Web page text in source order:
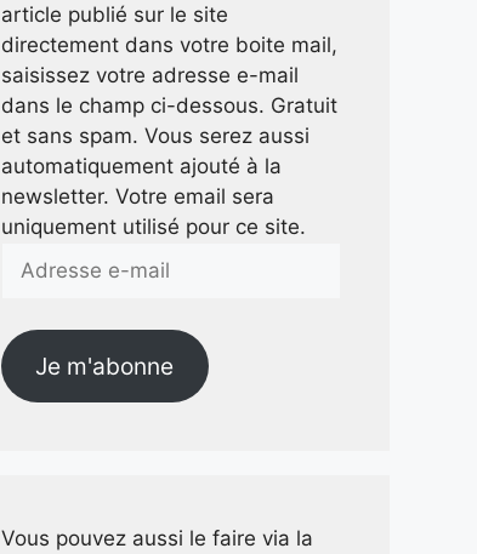
article publié sur le site
directement dans votre boite mail,
saisissez votre adresse e-mail
dans le champ ci-dessous. Gratuit
et sans spam. Vous serez aussi
automatiquement ajouté à la
newsletter. Votre email sera
uniquement utilisé pour ce site.
e-
Je m'abonne
Vous pouvez aussi le faire via la